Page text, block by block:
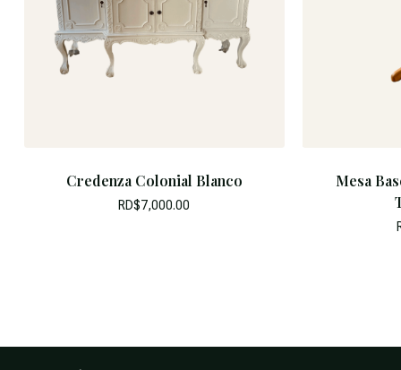
Credenza Colonial Blanco
RD$7,000.00
Mesa